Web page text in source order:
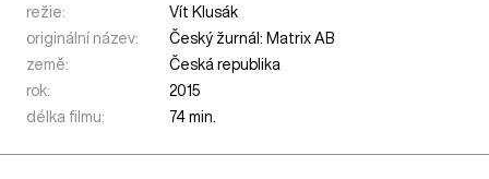
režie:
Vít Klusák
originální název:
Český žurnál: Matrix AB
země:
Česká republika
rok:
2015
délka filmu:
74 min.